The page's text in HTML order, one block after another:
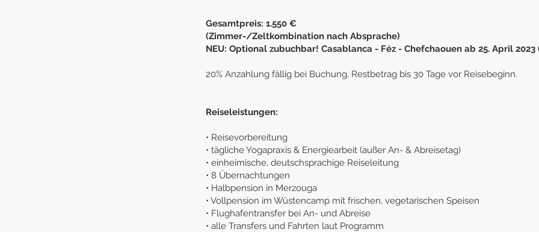
Gesamtpreis: 1.550 €
(Zimmer-/Zeltkombination nach Absprache)
NEU: Optional zubuchbar! Casablanca - Féz - Chefchaouen ab 25. April 2023
20% Anzahlung fällig bei Buchung, Restbetrag bis 30 Tage vor Reisebeginn.
Reiseleistungen:
• Reisevorbereitung
• tägliche Yogapraxis & Energiearbeit (außer An- & Abreisetag)
• einheimische, deutschsprachige Reiseleitung
• 8 Übernachtungen
• Halbpension in Merzouga
• Vollpension im Wüstencamp mit frischen, vegetarischen Speisen
• Flughafentransfer bei An- und Abreise
• alle Transfers und Fahrten laut Programm